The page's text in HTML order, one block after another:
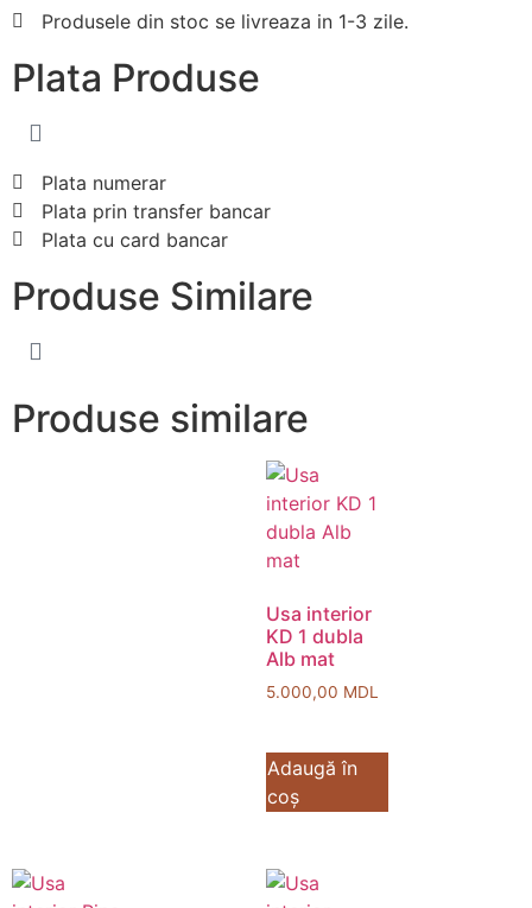
Plata Produse
Plata numerar
Plata prin transfer bancar
Plata cu card bancar
Produsele din stoc se livreaza in 1-3 zile.
Produse Similare
Produse similare
Usa interior
KD 1 dubla
Alb mat
5.000,00 MDL
Adaugă în
coș